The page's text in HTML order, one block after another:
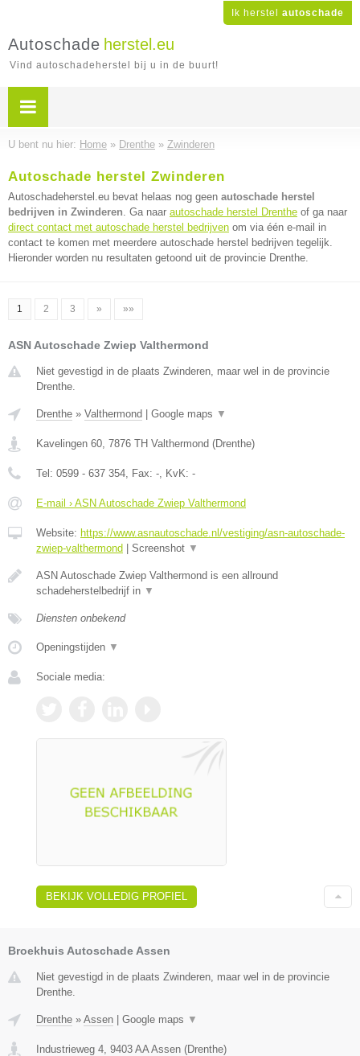
Ik herstel autoschade
Autoschade herstel.eu
Vind autoschadeherstel bij u in de buurt!
U bent nu hier: Home » Drenthe » Zwinderen
Autoschade herstel Zwinderen
Autoschadeherstel.eu bevat helaas nog geen autoschade herstel
bedrijven in Zwinderen. Ga naar autoschade herstel Drenthe of ga naar
direct contact met autoschade herstel bedrijven om via één e-mail in
contact te komen met meerdere autoschade herstel bedrijven tegelijk.
Hieronder worden nu resultaten getoond uit de provincie Drenthe.
1 2 3 » »»
ASN Autoschade Zwiep Valthermond
Niet gevestigd in de plaats Zwinderen, maar wel in de provincie
Drenthe.
Drenthe » Valthermond Google maps ▼
Kavelingen 60, 7876 TH Valthermond (Drenthe)
Tel: 0599 - 637 354, Fax: -, KvK: -
E-mail › ASN Autoschade Zwiep Valthermond
Website: https://www.asnautoschade.nl/vestiging/asn-autoschade-
zwiep-valthermond
Screenshot ▼
ASN Autoschade Zwiep Valthermond is een allround
schadeherstelbedrijf in ▼
Diensten onbekend
Openingstijden ▼
Sociale media:
BEKIJK VOLLEDIG PROFIEL
Broekhuis Autoschade Assen
Niet gevestigd in de plaats Zwinderen, maar wel in de provincie
Drenthe.
Drenthe » Assen | Google maps ▼
Industrieweg 4 9403 AA Assen (Drenthe)